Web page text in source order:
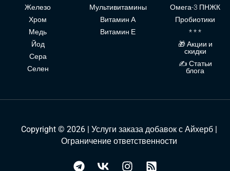
Железо
Хром
Медь
Йод
Сера
Селен
Мультивитамины
Витамин А
Витамин Е
Омега-3 ПНЖК
Пробиотики
* * *
🎁 Акции и
скидки
✍ Статьи
блога
Copyright © 2026 | Услуги заказа добавок с Айхерб |
Ограничение ответственности